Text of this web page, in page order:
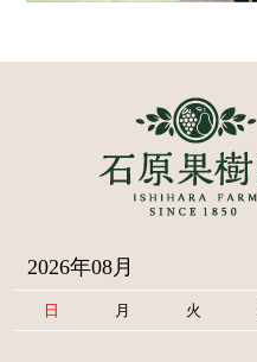
2026年08月
日 月 火